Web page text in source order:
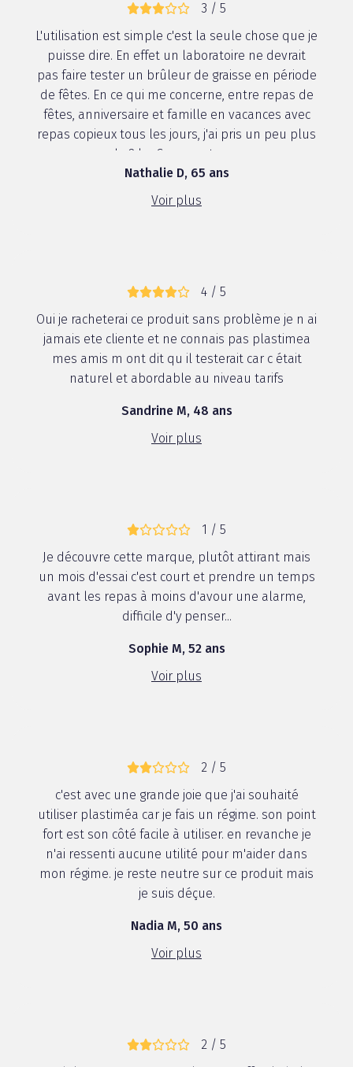
3 / 5
L'utilisation est simple c'est la seule chose que je
puisse dire. En effet un laboratoire ne devrait
pas faire tester un brûleur de graisse en période
de fêtes. En ce qui me concerne, entre repas de
fêtes, anniversaire et famille en vacances avec
repas copieux tous les jours, j'ai pris un peu plus
de 2 kg. Comment sav...
Nathalie D, 65 ans
Voir plus
4 / 5
Oui je racheterai ce produit sans problème je n ai
jamais ete cliente et ne connais pas plastimea
mes amis m ont dit qu il testerait car c était
naturel et abordable au niveau tarifs
Sandrine M, 48 ans
Voir plus
1 / 5
Je découvre cette marque, plutôt attirant mais
un mois d'essai c'est court et prendre un temps
avant les repas à moins d'avour une alarme,
difficile d'y penser...
Sophie M, 52 ans
Voir plus
2 / 5
c'est avec une grande joie que j'ai souhaité
utiliser plastiméa car je fais un régime. son point
fort est son côté facile à utiliser. en revanche je
n'ai ressenti aucune utilité pour m'aider dans
mon régime. je reste neutre sur ce produit mais
je suis déçue.
Nadia M, 50 ans
Voir plus
2 / 5